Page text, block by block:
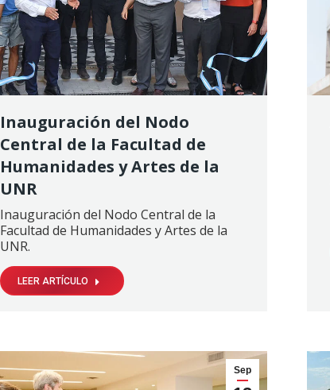
Inauguración del Nodo
Central de la Facultad de
Humanidades y Artes de la
UNR
Inauguración del Nodo Central de la
Facultad de Humanidades y Artes de la
UNR.
LEER ARTÍCULO
Sep